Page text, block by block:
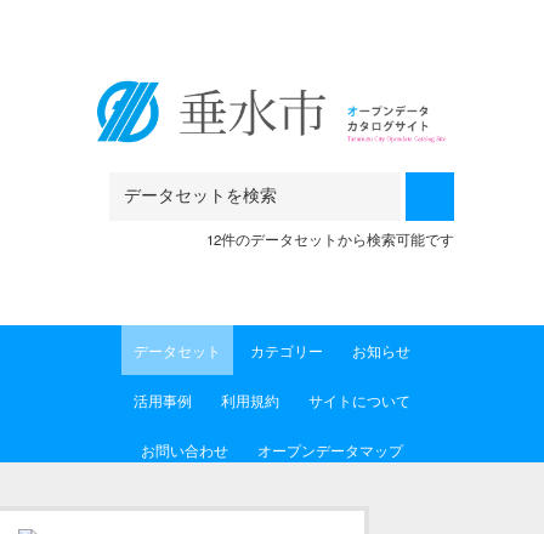
12件のデータセットから検索可能です
データセット カテゴリー お知らせ
活用事例 利用規約 サイトについて
お問い合わせ オープンデータマップ